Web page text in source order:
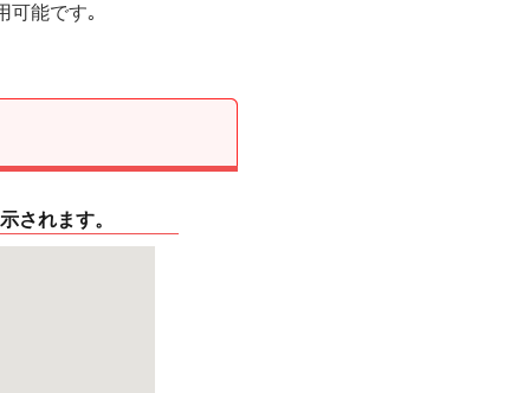
可能です｡
されます。